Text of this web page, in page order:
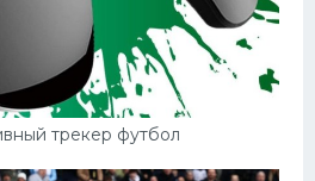
трекер футбол